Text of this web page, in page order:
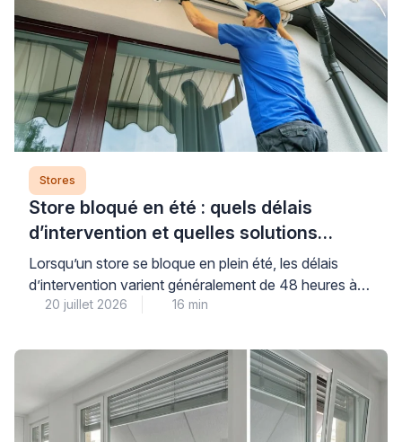
Stores
Store bloqué en été : quels délais
d’intervention et quelles solutions
rapides ?
Lorsqu’un store se bloque en plein été, les délais
d’intervention varient généralement de 48 heures à
deux semaines selon la nature de la panne et la
d’attente parfois allongés durant la haute saison
estivale. Cette situation génère une inquiétude
légitime, car elle vous prive de protection solaire au
[…]
20 juillet 2026 16 min